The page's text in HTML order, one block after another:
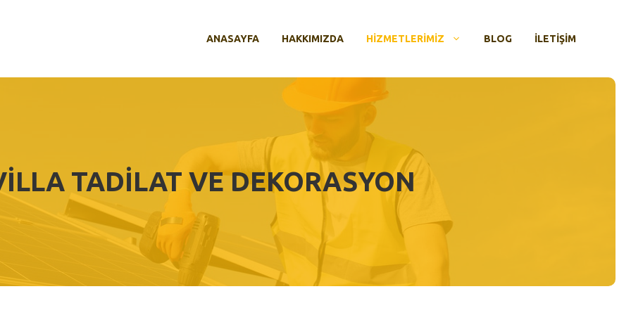
ANASAYFA HAKKIMIZDA HIZMETLERIMIZ BLOG İLETIŞIM
TADILAT VE DEKORASYON